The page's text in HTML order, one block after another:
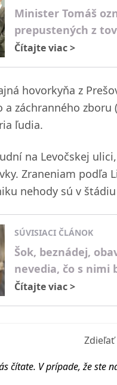
Minister Tomáš
prepustených z
Čítajte viac>
hovorkyňa z
záchranného zboru
ľudia.
na Levočskej
Zraneniam podľa
nehody sú v
SÚVISIACI ČLÁNOK
Šok, beznádej,
nevedia, čo s nimi
Čítajte viac>
čítate. V prípade, že ste